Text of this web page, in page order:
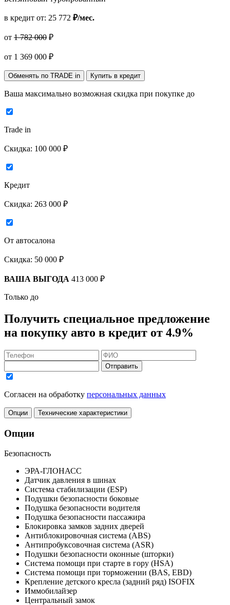
в кредит от: 25 772 ₽/мес.
от 1 782 000 ₽
от 1 369 000 ₽
Обменять по TRADE in Купить в кредит
Ваша максимально возможная скидка при покупке до
Trade in
Скидка: 100 000 ₽
Кредит
Скидка: 263 000 ₽
От автосалона
Скидка: 50 000 ₽
ВАША ВЫГОДА 413 000 ₽
Только до
Получить специальное предложение
на покупку авто в кредит от 4.9%
Отправить
Согласен на обработку персональных данных
Опции Технические характеристики
Опции
Безопасность
ЭРА-ГЛОНАСС
Датчик давления в шинах
Система стабилизации (ESP)
Подушки безопасности боковые
Подушка безопасности водителя
Подушка безопасности пассажира
Блокировка замков задних дверей
Антиблокировочная система (ABS)
Антипробуксовочная система (ASR)
Подушки безопасности оконные (шторки)
Система помощи при старте в гору (HSA)
Система помощи при торможении (BAS, EBD)
Крепление детского кресла (задний ряд) ISOFIX
Иммобилайзер
Центральный замок